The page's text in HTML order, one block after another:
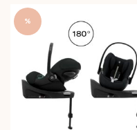
A
változatok
a
%